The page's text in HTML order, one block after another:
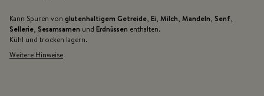
Kann Spuren von glutenhaltigem Getreide, Ei, Milch, Mandeln, Senf,
Sellerie, Sesamsamen und Erdnüssen enthalten.
Kühl und trocken lagern.
Weitere Hinweise